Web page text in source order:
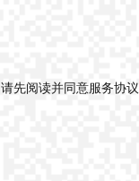
请先阅读并同意服务协议